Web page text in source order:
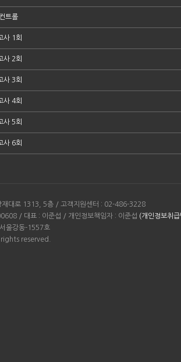
트롤
사 1회
사 2회
사 3회
사 4회
사 5회
사 6회
재대로 1313, 5층 / 고객지원센터 : 02-486-3228
/ 대표 : 이준섭 / 개인정보책임자 : 이준섭 (개인정보취
울강동-1557호
reserved.